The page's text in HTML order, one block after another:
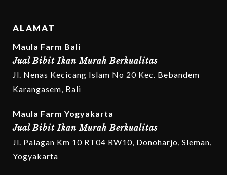
ALAMAT
Maula Farm Bali
Jual Bibit Ikan Murah Berkualitas
Jl. Nenas Kecicang Islam No 20 Kec. Bebandem
Karangasem, Bali
Maula Farm Yogyakarta
Jual Bibit Ikan Murah Berkualitas
Jl. Palagan Km 10 RT04 RW10, Donoharjo, Sleman,
Yogyakarta